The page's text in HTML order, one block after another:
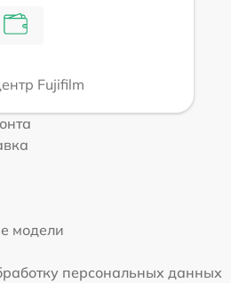
Fujifilm
модели
персональных данных